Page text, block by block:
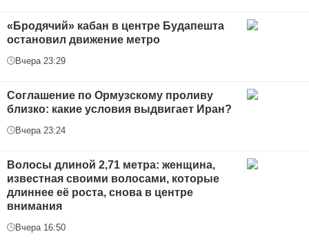
«Бродячий» кабан в центре Будапешта
остановил движение метро
Вчера 23:29
Соглашение по Ормузскому проливу
близко: какие условия выдвигает Иран?
Вчера 23:24
Волосы длиной 2,71 метра: женщина,
известная своими волосами, которые
длиннее её роста, снова в центре
внимания
Вчера 16:50